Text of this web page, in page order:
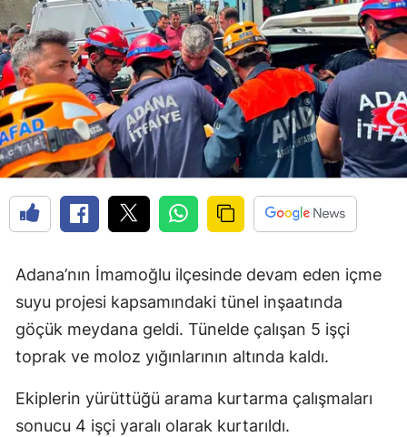
Adana’nın İmamoğlu ilçesinde devam eden içme
suyu projesi kapsamındaki tünel inşaatında
göçük meydana geldi. Tünelde çalışan 5 işçi
toprak ve moloz yığınlarının altında kaldı.
Ekiplerin yürüttüğü arama kurtarma çalışmaları
sonucu 4 işçi yaralı olarak kurtarıldı.